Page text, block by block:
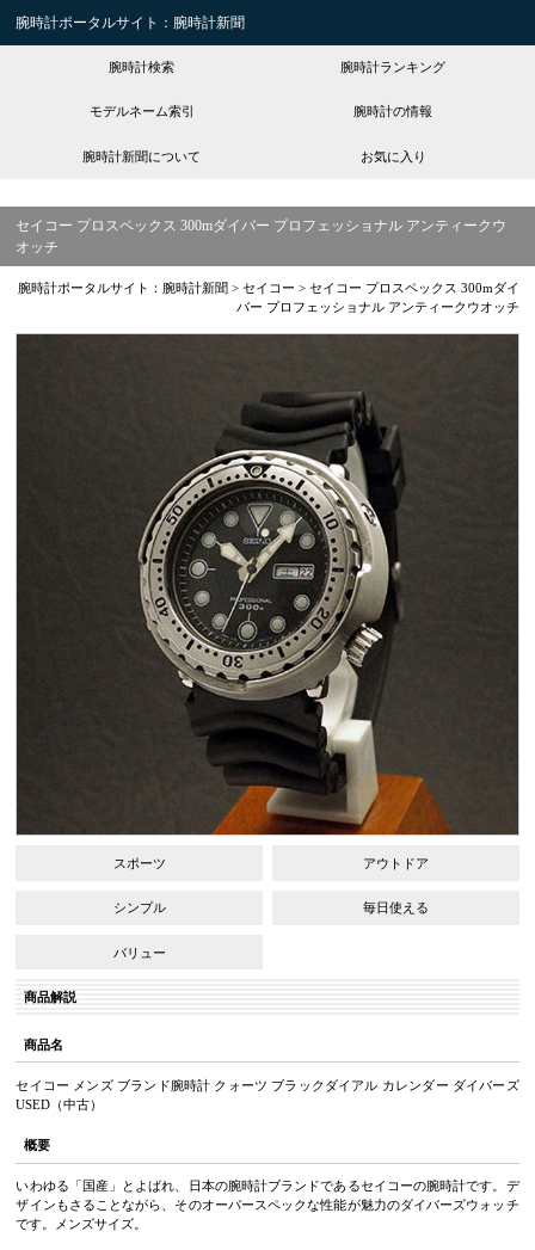
腕時計ポータルサイト：腕時計新聞
腕時計検索 腕時計ランキング
モデルネーム索引 腕時計の情報
腕時計新聞について お気に入り
セイコー プロスペックス 300mダイバー プロフェッショナル アンティークウ
オッチ
腕時計ポータルサイト：腕時計新聞 > セイコー > セイコー プロスペックス 300mダイ
バー プロフェッショナル アンティークウオッチ
スポーツ アウトドア
シンプル 毎日使える
バリュー
商品解説
商品名
セイコー メンズ ブランド腕時計 クォーツ ブラックダイアル カレンダー ダイバーズ
USED（中古）
概要
いわゆる「国産」とよばれ、日本の腕時計ブランドであるセイコーの腕時計です。デ
ザインもさることながら、そのオーバースペックな性能が魅力のダイバーズウォッチ
です。メンズサイズ。